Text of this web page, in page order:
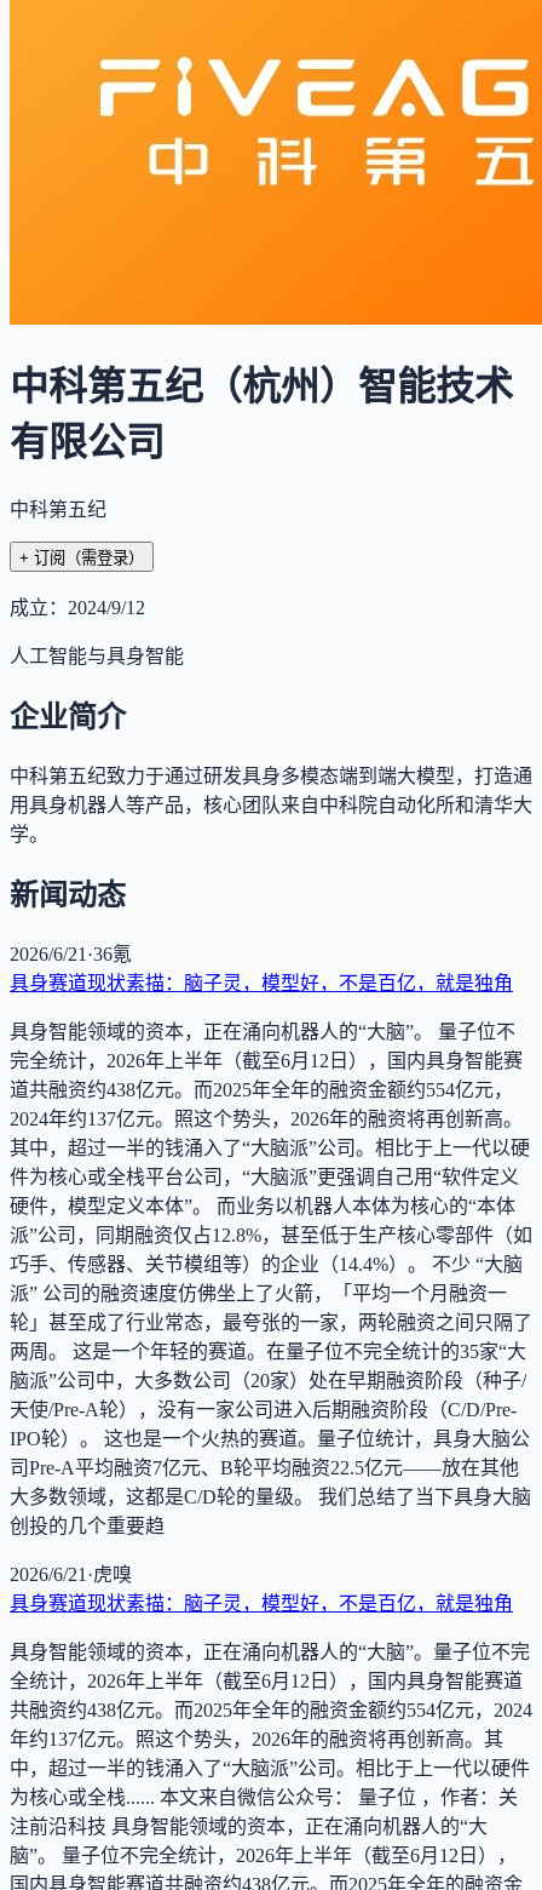
中科第五纪（杭州）智能技术
有限公司
中科第五纪
+ 订阅 （需登录）
成立： 2024/9/12
人工智能与具身智能
企业简介
中科第五纪致力于通过研发具身多模态端到端大模型，打造通
用具身机器人等产品，核心团队来自中科院自动化所和清华大
学。
新闻动态
2026/6/21 ·36氪
具身赛道现状素描：脑子灵，模型好，不是百亿，就是独角
具身智能领域的资本，正在涌向机器人的“大脑”。 量子位不
完全统计，2026年上半年（截至6月12日），国内具身智能赛
道共融资约438亿元。而2025年全年的融资金额约554亿元，
2024年约137亿元。照这个势头，2026年的融资将再创新高。
其中，超过一半的钱涌入了“大脑派”公司。相比于上一代以硬
件为核心或全栈平台公司，“大脑派”更强调自己用“软件定义
硬件，模型定义本体”。 而业务以机器人本体为核心的“本体
派”公司，同期融资仅占12.8%，甚至低于生产核心零部件（如
巧手、传感器、关节模组等）的企业（14.4%）。 不少 “大脑
派” 公司的融资速度仿佛坐上了火箭，「平均一个月融资一
轮」甚至成了行业常态，最夸张的一家，两轮融资之间只隔了
两周。 这是一个年轻的赛道。在量子位不完全统计的35家“大
脑派”公司中，大多数公司（20家）处在早期融资阶段（种子/
天使/Pre-A轮），没有一家公司进入后期融资阶段（C/D/Pre-
IPO轮）。 这也是一个火热的赛道。量子位统计，具身大脑公
司Pre-A平均融资7亿元、B轮平均融资22.5亿元——放在其他
大多数领域，这都是C/D轮的量级。 我们总结了当下具身大脑
创投的几个重要趋
2026/6/21 ·虎嗅
具身赛道现状素描：脑子灵，模型好，不是百亿，就是独角
具身智能领域的资本，正在涌向机器人的“大脑”。量子位不完
全统计，2026年上半年（截至6月12日），国内具身智能赛道
共融资约438亿元。而2025年全年的融资金额约554亿元，2024
年约137亿元。照这个势头，2026年的融资将再创新高。其
中，超过一半的钱涌入了“大脑派”公司。相比于上一代以硬件
为核心或全栈...... 本文来自微信公众号： 量子位 ，作者：关
注前沿科技 具身智能领域的资本，正在涌向机器人的“大
脑”。 量子位不完全统计，2026年上半年（截至6月12日），
国内具身智能赛道共融资约438亿元。而2025年全年的融资金